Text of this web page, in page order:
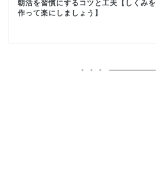
朝活を習慣にするコツと工夫【しくみを
作って楽にしましょう】